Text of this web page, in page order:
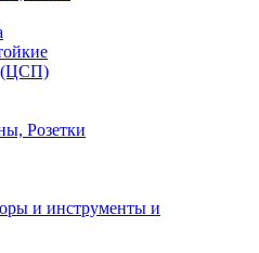
(ЦСП)
Розетки
и инструменты и